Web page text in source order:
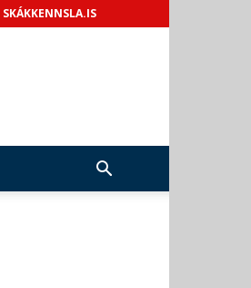
SKÁKKENNSLA.IS